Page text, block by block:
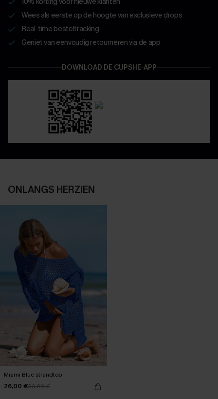
Wees als eerste op de hoogte van exclusieve drops
Real-time besteltracking
Geniet van eenvoudig retourneren via de app
DOWNLOAD DE CUPSHE-APP
ONLANGS HERZIEN
Miami Blue strandtop
26,00 €33,00 €